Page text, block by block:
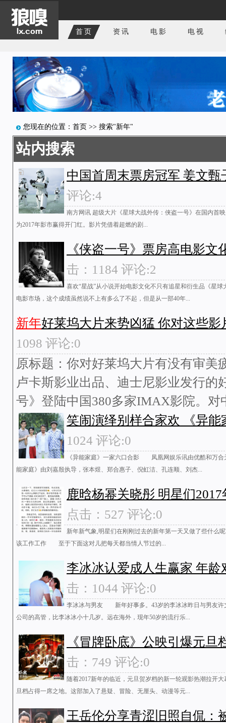
首页 资讯 电影 电视
您现在的位置： 首页 >> 搜索"新年"
站内搜索
中国首周末票房冠军 姜文甄
评论:4
南方网讯 超级大片《星球大战外传：侠盗一号》在国内首
为2017年影市赢得开门红。影片凭借着超燃的剧...
《侠盗一号》票房高电影
击：1184 评论:2
喜欢“星战”从小说开始电影文化不只有追星和衍生品《星
电影市场，这个成绩虽然说不上有多么了不起，但是从一部40年...
新年好莱坞大片来势凶猛 你对这些影
1098 评论:0
原标题：你对好莱坞大片有没有审美
卢卡斯影业出品、迪士尼影业发行
号》登陆中国380多家IMAX影院。对
笑闹演绎别样合家欢 《异能
1024 评论:0
《异能家庭》一家六口合影 凤凰网娱乐讯由优酷和万合
能家庭》由刘嘉殷执导，张本煜、郑合惠子、倪虹洁、孔连顺、刘杰...
鹿晗杨幂关晓彤 明星们
点击：527 评论:0
新年新气象,明星们在刚刚过去的新年第一天又做了些
该工作工作 至于下面这对儿把每天都当情人节过的...
李冰冰认爱成人生赢家 年
击：1044 评论:0
李冰冰与男友 新年好事多。43岁的李冰冰昨日与男友许
公司的高管，比李冰冰小十几岁。远在海外，现年50岁的流行乐...
《冒牌卧底》公映引爆元
击：749 评论:0
随着2017新年的临近，元旦贺岁档的新一轮观影热潮拉开
旦档占得一席之地。这部加入了悬疑、冒险、无厘头、动漫等元...
王岳伦分享青涩旧照自侃：